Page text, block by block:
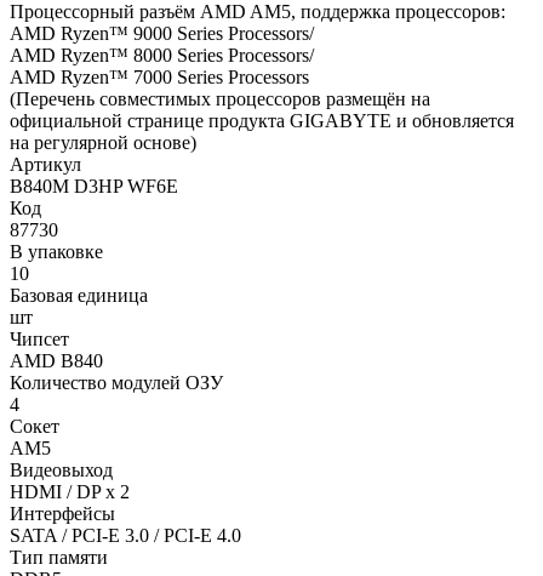
Процессорный разъём AMD AM5, поддержка процессоров:
AMD Ryzen™ 9000 Series Processors/
AMD Ryzen™ 8000 Series Processors/
AMD Ryzen™ 7000 Series Processors
(Перечень совместимых процессоров размещён на
официальной странице продукта GIGABYTE и обновляется
на регулярной основе)
Артикул
B840M D3HP WF6E
Код
87730
В упаковке
10
Базовая единица
шт
Чипсет
AMD В840
Количество модулей ОЗУ
4
Сокет
AM5
Видеовыход
HDMI / DP x 2
Интерфейсы
SATA / PCI-E 3.0 / PCI-E 4.0
Тип памяти